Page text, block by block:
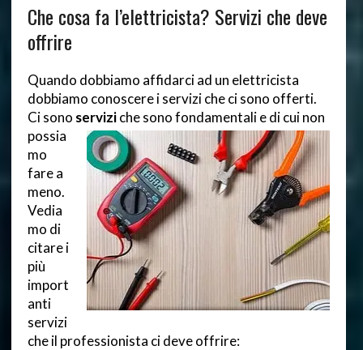
Che cosa fa l’elettricista? Servizi che deve
offrire
Quando dobbiamo affidarci ad un elettricista
dobbiamo conoscere i servizi che ci sono offerti.
Ci sono serviziche sono fondamentali e di cui non
possia
mo
fare a
meno.
Vedia
mo di
citare i
più
import
anti
servizi
che il professionista ci deve offrire: